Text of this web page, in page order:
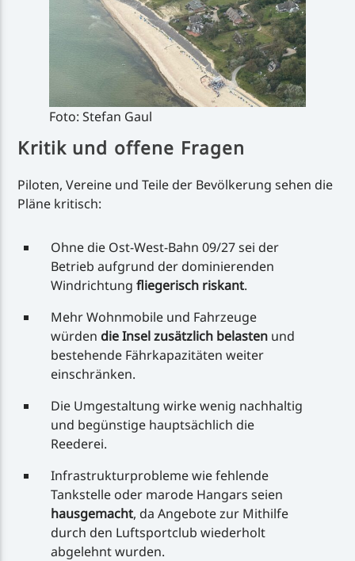
Foto: Stefan Gaul
Kritik und offene Fragen
Piloten, Vereine und Teile der Bevölkerung sehen die
Pläne kritisch:
Ohne die Ost-West-Bahn 09/27 sei der
Betrieb aufgrund der dominierenden
Windrichtungfliegerisch riskant.
Mehr Wohnmobile und Fahrzeuge
würdendie Insel zusätzlich belasten und
bestehende Fährkapazitäten weiter
einschränken.
Die Umgestaltung wirke wenig nachhaltig
und begünstige hauptsächlich die
Reederei.
Infrastrukturprobleme wie fehlende
Tankstelle oder marode Hangars seien
hausgemacht, da Angebote zur Mithilfe
durch den Luftsportclub wiederholt
abgelehnt wurden.